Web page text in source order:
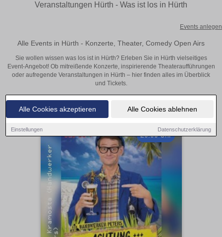
Alle Cookies akzeptieren Alle Cookies ablehnen
Einstellungen Datenschutzerklärung
Veranstaltungen Hürth - Was ist los in Hürth
Events anlegen
Alle Events in Hürth - Konzerte, Theater, Comedy Open Airs
Sie wollen wissen was los ist in Hürth? Erleben Sie in Hürth vielseitiges
Event-Angebot! Ob mitreißende Konzerte, inspirierende Theateraufführungen
oder aufregende Veranstaltungen in Hürth – hier finden alles im Überblick
und Tickets.
20:00 Uhr